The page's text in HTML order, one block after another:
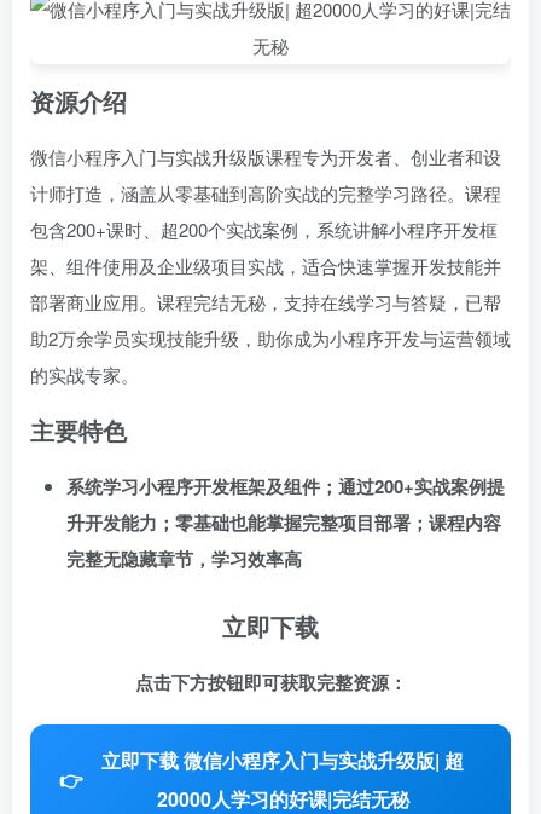
资源介绍
微信小程序入门与实战升级版课程专为开发者、创业者和设
计师打造，涵盖从零基础到高阶实战的完整学习路径。课程
包含200+课时、超200个实战案例，系统讲解小程序开发框
架、组件使用及企业级项目实战，适合快速掌握开发技能并
部署商业应用。课程完结无秘，支持在线学习与答疑，已帮
助2万余学员实现技能升级，助你成为小程序开发与运营领域
的实战专家。
主要特色
系统学习小程序开发框架及组件；通过200+实战案例提
升开发能力；零基础也能掌握完整项目部署；课程内容
完整无隐藏章节，学习效率高
立即下载
点击下方按钮即可获取完整资源：
👉
立即下载 微信小程序入门与实战升级版| 超
20000人学习的好课|完结无秘